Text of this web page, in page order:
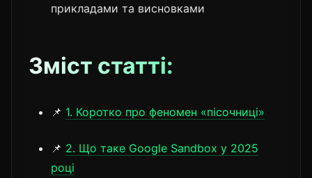
прикладами та висновками
Зміст статті:
📌 1. Коротко про феномен «пісочниці»
📌 2. Що таке Google Sandbox у 2025
році